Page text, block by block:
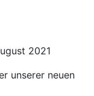
2021
unserer neuen